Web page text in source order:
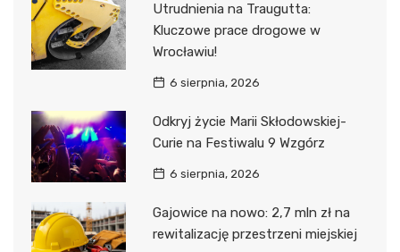
Utrudnienia na Traugutta:
Kluczowe prace drogowe w
Wrocławiu!
6 sierpnia, 2026
Odkryj życie Marii Skłodowskiej-
Curie na Festiwalu 9 Wzgórz
6 sierpnia, 2026
Gajowice na nowo: 2,7 mln zł na
rewitalizację przestrzeni miejskiej